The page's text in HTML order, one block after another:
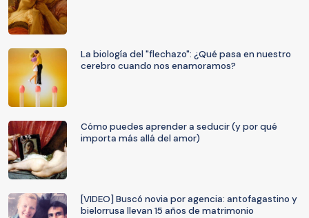
La biología del "flechazo": ¿Qué pasa en nuestro
cerebro cuando nos enamoramos?
Cómo puedes aprender a seducir (y por qué
importa más allá del amor)
[VIDEO] Buscó novia por agencia: antofagastino y
bielorrusa llevan 15 años de matrimonio